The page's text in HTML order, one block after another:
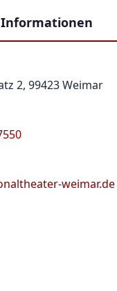
2, 99423 Weimar
weimar.de